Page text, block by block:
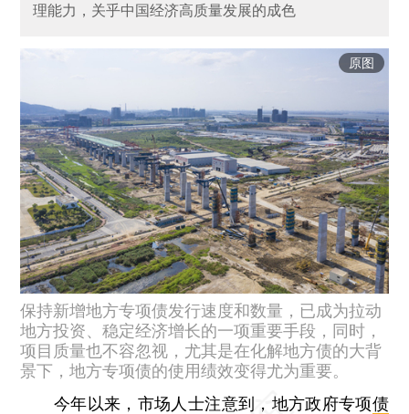
理能力，关乎中国经济高质量发展的成色
原图
保持新增地方专项债发行速度和数量，已成为拉动
地方投资、稳定经济增长的一项重要手段，同时，
项目质量也不容忽视，尤其是在化解地方债的大背
景下，地方专项债的使用绩效变得尤为重要。
今年以来，市场人士注意到，地方政府专项债